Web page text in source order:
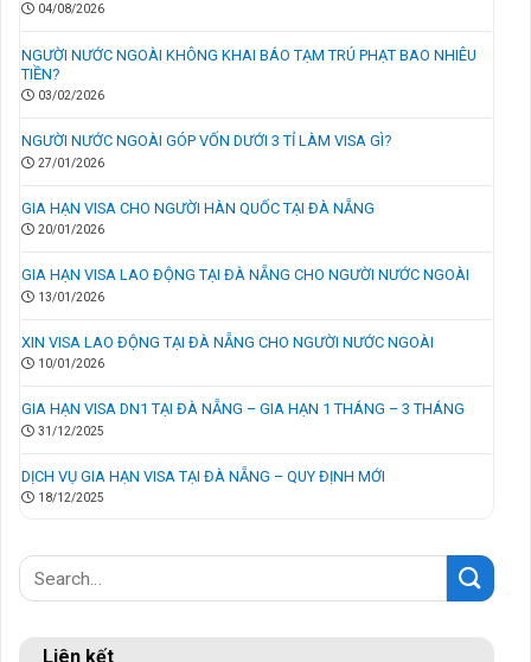
04/08/2026
NGƯỜI NƯỚC NGOÀI KHÔNG KHAI BÁO TẠM TRÚ PHẠT BAO NHIÊU
TIỀN?
03/02/2026
NGƯỜI NƯỚC NGOÀI GÓP VỐN DƯỚI 3 TỈ LÀM VISA GÌ?
27/01/2026
GIA HẠN VISA CHO NGƯỜI HÀN QUỐC TẠI ĐÀ NẴNG
20/01/2026
GIA HẠN VISA LAO ĐỘNG TẠI ĐÀ NẴNG CHO NGƯỜI NƯỚC NGOÀI
13/01/2026
XIN VISA LAO ĐỘNG TẠI ĐÀ NẴNG CHO NGƯỜI NƯỚC NGOÀI
10/01/2026
GIA HẠN VISA DN1 TẠI ĐÀ NẴNG – GIA HẠN 1 THÁNG – 3 THÁNG
31/12/2025
DỊCH VỤ GIA HẠN VISA TẠI ĐÀ NẴNG – QUY ĐỊNH MỚI
18/12/2025
Liên kết